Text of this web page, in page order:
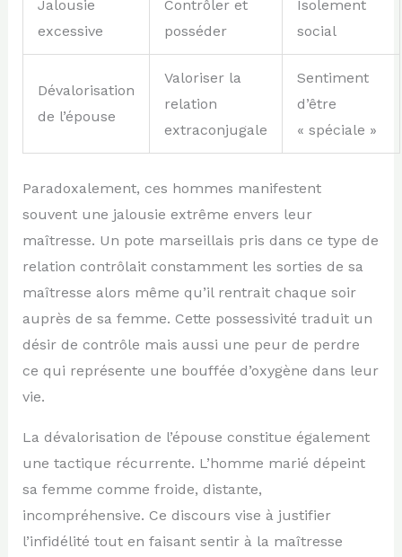
Jalousie
excessive
Contrôler et
posséder
Isolement
social
Dévalorisation
de l’épouse
Valoriser la
relation
extraconjugale
Sentiment
d’être
« spéciale »
Paradoxalement, ces hommes manifestent
souvent une jalousie extrême envers leur
maîtresse. Un pote marseillais pris dans ce type de
relation contrôlait constamment les sorties de sa
maîtresse alors même qu’il rentrait chaque soir
auprès de sa femme. Cette possessivité traduit un
désir de contrôle mais aussi une peur de perdre
ce qui représente une bouffée d’oxygène dans leur
vie.
La dévalorisation de l’épouse constitue également
une tactique récurrente. L’homme marié dépeint
sa femme comme froide, distante,
incompréhensive. Ce discours vise à justifier
l’infidélité tout en faisant sentir à la maîtresse